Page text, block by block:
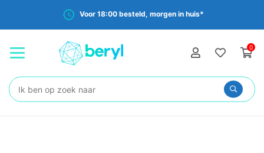
Gratis verzending vanaf €35,-
0
Zoeken: